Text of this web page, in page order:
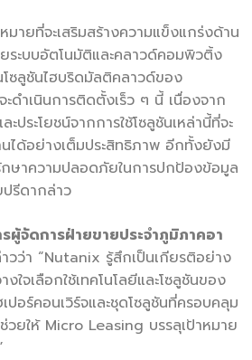
ายที่จะเสริมสร้างความแข็งแกร่งด้าน
ระบบอัตโนมัติและคลาวด์คอมพิวติ้ง
โซลูชันไฮบริดมัลติคลาวด์ของ
ดำเนินการติดตั้งเร็ว ๆ นี้ เนื่องจาก
ะประโยชน์จากการใช้โซลูชันเหล่านี้ที่จะ
นได้อย่างเต็มประสิทธิภาพ อีกทั้งยังมี
กษาความปลอดภัยในการปกป้องข้อมูล
รีดากล่าว
ผู้จัดการฝ่ายขายประจำภูมิภาคอา
ว่า “Nutanix รู้สึกเป็นเกียรติอย่าง
จเลือกใช้เทคโนโลยีและโซลูชันของ
ปอร์คอนเวิร์จและชุดโซลูชันที่ครอบคลุม
ยให้ Micro Leasing บรรลุเป้าหมาย